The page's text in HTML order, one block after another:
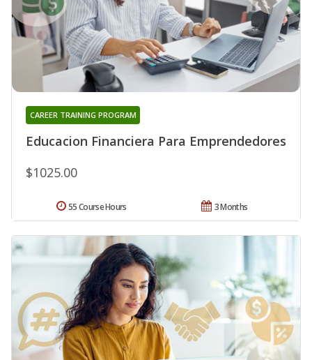
Educacion Financiera Para Emprendedores
CAREER TRAINING PROGRAM
$1025.00
3 Months
55 Course Hours